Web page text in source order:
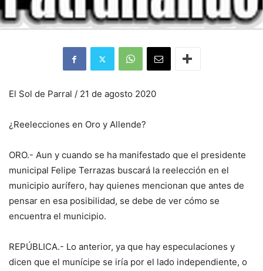
El Sol de Parral / 21 de agosto 2020
¿Reelecciones en Oro y Allende?
ORO.- Aun y cuando se ha manifestado que el presidente
municipal Felipe Terrazas buscará la reelección en el
municipio aurífero, hay quienes mencionan que antes de
pensar en esa posibilidad, se debe de ver cómo se
encuentra el municipio.
REPÚBLICA.- Lo anterior, ya que hay especulaciones y
dicen que el munícipe se iría por el lado independiente, o